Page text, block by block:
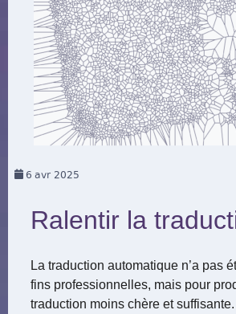
6 avr 2025
Ralentir la
La traduction automatique n’a pas
fins professionnelles, mais pour
traduction moins chère et suffisante.